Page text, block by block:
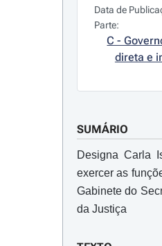
Data de
Parte:
C -
direta e
SUMÁRIO
Designa Carla
exercer as
Gabinete do
da Justiça